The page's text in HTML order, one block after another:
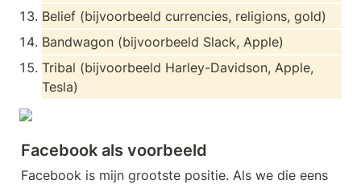
Belief (bijvoorbeeld currencies, religions, gold)
Bandwagon (bijvoorbeeld Slack, Apple)
Tribal (bijvoorbeeld Harley-Davidson, Apple,
Tesla)
Facebook als voorbeeld
Facebook is mijn grootste positie. Als we die eens